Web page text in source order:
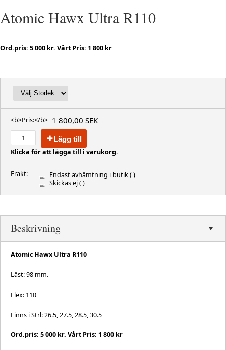
Atomic Hawx Ultra R110
Ord.pris: 5 000 kr. Vårt Pris: 1 800 kr
<b>Pris:</b> 1 800,00 SEK
Lägg till
Klicka för att lägga till i varukorg.
Frakt: Endast avhämtning i butik( )
Skickas ej( )
Beskrivning
Atomic Hawx Ultra R110
Läst: 98 mm.
Flex: 110
Finns i Strl: 26.5, 27.5, 28.5, 30.5
Ord.pris: 5 000 kr. Vårt Pris: 1 800 kr